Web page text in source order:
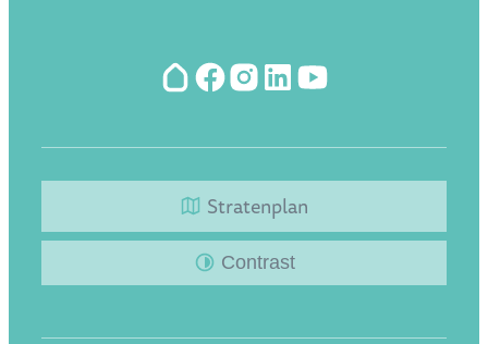
HoplrFacebook
Instagram
LinkedIn
YouTube
Stratenplan
Contrast